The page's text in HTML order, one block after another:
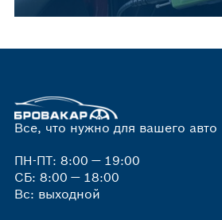
Все, что нужно для вашего авто
ПН-ПТ: 8:00 — 19:00
СБ: 8:00 — 18:00
Вс: выходной